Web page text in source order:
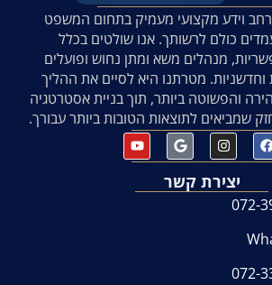
רחב וידע מקצועי מעמיק בתחום המשפט
כולם לרשותך. אנו שולטים בכלל
מנהלים משא ומתן נחוש ופועלים
וחדשניות. מטרתנו היא לסיים את ההליך
והפשוטה ביותר, תוך בניית אסטרטגיה
שמביאים לתוצאות הטובות ביותר עבורך.
יצירת קשר
072-
072-